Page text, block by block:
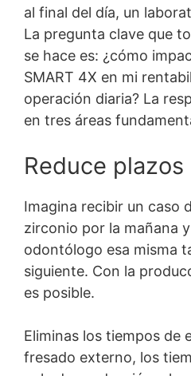
al final del día, un
La pregunta clave que
se hace es: ¿cómo
SMART 4X en mi
operación diaria? La
en tres áreas
Reduce
Imagina recibir un caso
zirconio por la mañana
odontólogo esa misma
siguiente. Con la
es posible.
Eliminas los tiempos de
fresado externo, los